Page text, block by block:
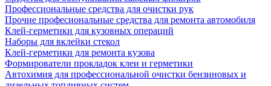
Профессиональные средства для очистки рук
Прочие професиональные средства для ремонта автомобиля
Клей-герметики для кузовных операций
Наборы для вклейки стекол
Клей-герметики для ремонта кузова
Формирователи прокладок клеи и герметики
Автохимия для профессиональной очистки бензиновых и